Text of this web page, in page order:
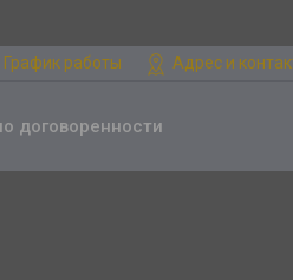
График работы Адрес и
договоренности